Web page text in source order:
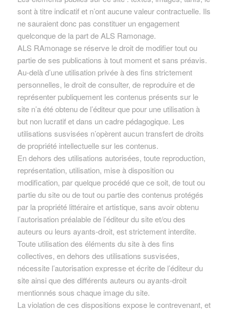
sont à titre indicatif et n’ont aucune valeur contractuelle. Ils
ne sauraient donc pas constituer un engagement
quelconque de la part de ALS Ramonage.
ALS RAmonage se réserve le droit de modifier tout ou
partie de ses publications à tout moment et sans préavis.
Au-delà d’une utilisation privée à des fins strictement
personnelles, le droit de consulter, de reproduire et de
représenter publiquement les contenus présents sur le
site n’a été obtenu de l’éditeur que pour une utilisation à
but non lucratif et dans un cadre pédagogique. Les
utilisations susvisées n’opèrent aucun transfert de droits
de propriété intellectuelle sur les contenus.
En dehors des utilisations autorisées, toute reproduction,
représentation, utilisation, mise à disposition ou
modification, par quelque procédé que ce soit, de tout ou
partie du site ou de tout ou partie des contenus protégés
par la propriété littéraire et artistique, sans avoir obtenu
l’autorisation préalable de l’éditeur du site et/ou des
auteurs ou leurs ayants-droit, est strictement interdite.
Toute utilisation des éléments du site à des fins
collectives, en dehors des utilisations susvisées,
nécessite l’autorisation expresse et écrite de l’éditeur du
site ainsi que des différents auteurs ou ayants-droit
mentionnés sous chaque image du site.
La violation de ces dispositions expose le contrevenant, et